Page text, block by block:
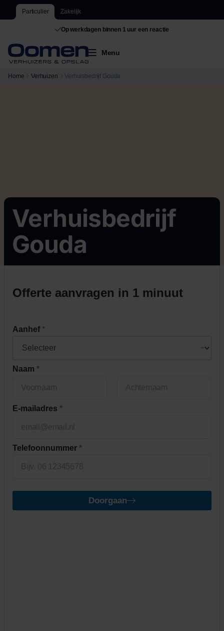
Particulier Zakelijk
De grootste van Nederland
Menu
Home Verhuizen Verhuisbedrijf Gouda
Verhuisbedrijf
Gouda
Offerte aanvragen in 1 minuut
Aanhef *
Naam *
E-mailadres *
Telefoonnummer *
Doorgaan